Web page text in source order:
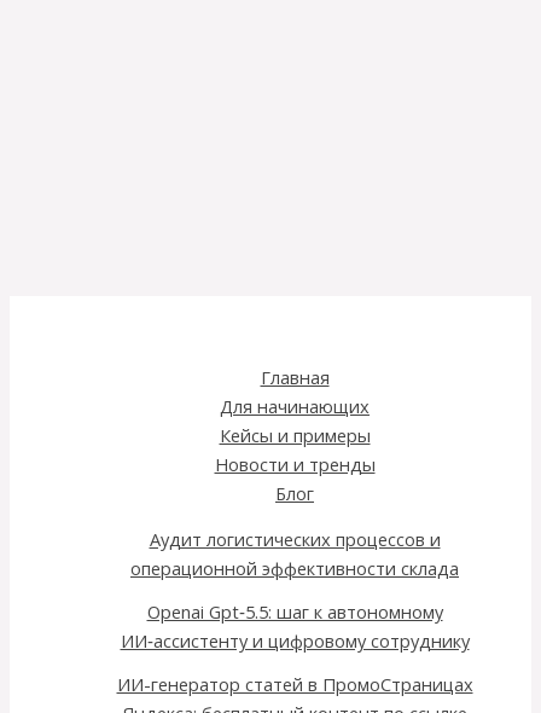
Главная
Для начинающих
Кейсы и примеры
Новости и тренды
Блог
Аудит логистических процессов и
операционной эффективности склада
Openai Gpt‑5.5: шаг к автономному
ИИ‑ассистенту и цифровому сотруднику
ИИ-генератор статей в ПромоСтраницах